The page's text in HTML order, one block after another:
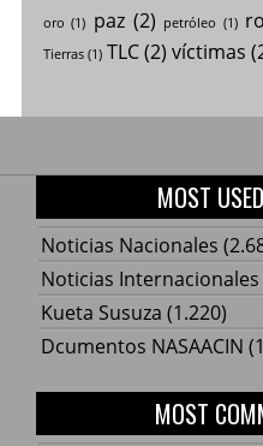
oro (1) paz (2) petróleo (1)
Tierras(1) TLC(2) víctimas
MOST
Noticias Nacionales
Noticias Internacionales
Kueta Susuza (1.220)
Dcumentos NASAACIN
MOST